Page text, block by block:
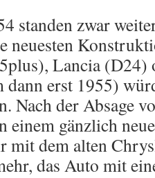
standen zwar
neuesten
Lancia (D24)
erst 1955)
Nach der Absage
einem gänzlich
mit dem alten
das Auto mit